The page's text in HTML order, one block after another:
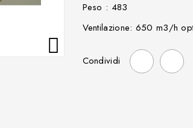

Peso : 483
Ventilazione: 650 m3/h
Condividi